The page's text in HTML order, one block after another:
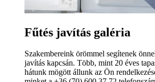
Fűtés javítás galéria
Szakembereink örömmel segítenek
javítás kapcsán. Több, mint 20 éves
hátunk mögött állunk az Ön